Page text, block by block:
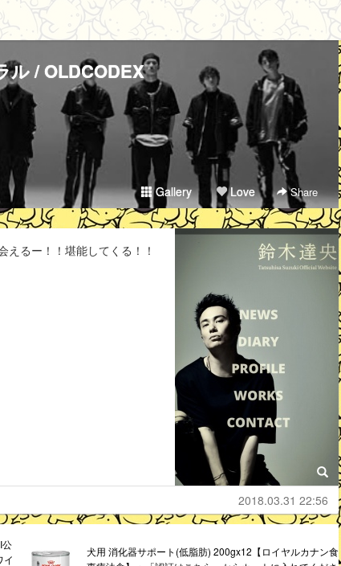
ル / OLDCODEX
Gallery Love Share
るー！！堪能してくる！！
2018.03.31 22:56
公
イ
犬用 消化器サポート(低脂肪) 200gx12【ロイヤルカナン食